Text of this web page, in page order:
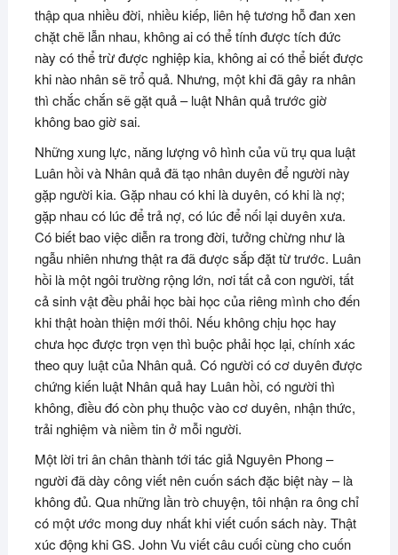
thập qua nhiều đời, nhiều kiếp, liên hệ tương hỗ đan xen
chặt chẽ lẫn nhau, không ai có thể tính được tích đức
này có thể trừ được nghiệp kia, không ai có thể biết được
khi nào nhân sẽ trổ quả. Nhưng, một khi đã gây ra nhân
thì chắc chắn sẽ gặt quả – luật Nhân quả trước giờ
không bao giờ sai.
Những xung lực, năng lượng vô hình của vũ trụ qua luật
Luân hồi và Nhân quả đã tạo nhân duyên để người này
gặp người kia. Gặp nhau có khi là duyên, có khi là nợ;
gặp nhau có lúc để trả nợ, có lúc để nối lại duyên xưa.
Có biết bao việc diễn ra trong đời, tưởng chừng như là
ngẫu nhiên nhưng thật ra đã được sắp đặt từ trước. Luân
hồi là một ngôi trường rộng lớn, nơi tất cả con người, tất
cả sinh vật đều phải học bài học của riêng mình cho đến
khi thật hoàn thiện mới thôi. Nếu không chịu học hay
chưa học được trọn vẹn thì buộc phải học lại, chính xác
theo quy luật của Nhân quả. Có người có cơ duyên được
chứng kiến luật Nhân quả hay Luân hồi, có người thì
không, điều đó còn phụ thuộc vào cơ duyên, nhận thức,
trải nghiệm và niềm tin ở mỗi người.
Một lời tri ân chân thành tới tác giả Nguyên Phong –
người đã dày công viết nên cuốn sách đặc biệt này – là
không đủ. Qua những lần trò chuyện, tôi nhận ra ông chỉ
có một ước mong duy nhất khi viết cuốn sách này. Thật
xúc động khi GS. John Vu viết câu cuối cùng cho cuốn